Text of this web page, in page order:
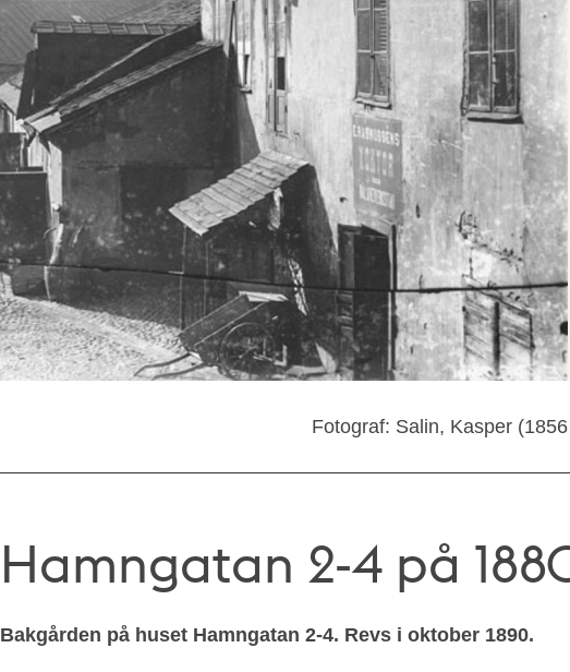
Fotograf: Salin, Kasper
Hamngatan 2-4 på
Bakgården på huset Hamngatan 2-4. Revs i oktober 1890.